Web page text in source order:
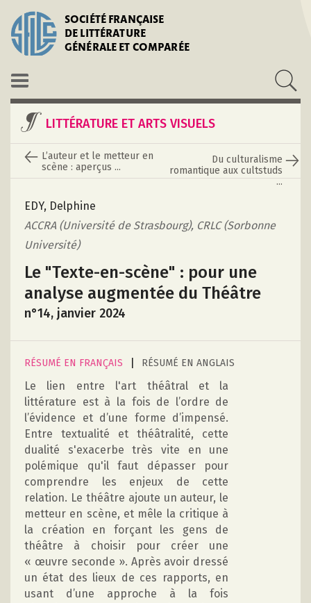
SOCIÉTÉ FRANÇAISE
DE LITTÉRATURE
GÉNÉRALE ET COMPARÉE
LITTÉRATURE ET ARTS VISUELS
L’auteur et le metteur en
scène : aperçus ...
Du culturalisme
romantique aux cultstuds
...
EDY, Delphine
ACCRA (Université de Strasbourg), CRLC (Sorbonne
Université)
Le "Texte-en-scène" : pour une
analyse augmentée du Théâtre
n°14, janvier 2024
RÉSUMÉ EN FRANÇAIS RÉSUMÉ EN ANGLAIS
Le lien entre l'art théâtral et la
littérature est à la fois de l’ordre de
l’évidence et d’une forme d’impensé.
Entre textualité et théâtralité, cette
dualité s'exacerbe très vite en une
polémique qu'il faut dépasser pour
comprendre les enjeux de cette
relation. Le théâtre ajoute un auteur, le
metteur en scène, et mêle la critique à
la création en forçant les gens de
théâtre à choisir pour créer une
« œuvre seconde ». Après avoir dressé
un état des lieux de ces rapports, en
usant d’une approche à la fois